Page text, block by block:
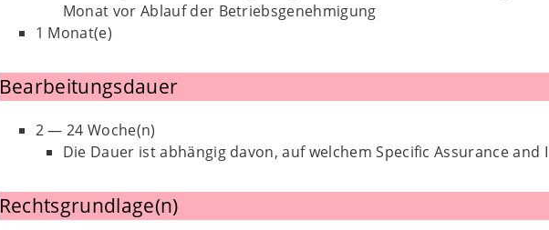
Monat vor Ablauf der Betriebsgenehmigung
1 Monat(e)
Bearbeitungsdauer
2 — 24 Woche(n)
Die Dauer ist abhängig davon, auf welchem Specific Assurance
Rechtsgrundlage(n)